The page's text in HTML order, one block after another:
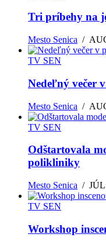
Tri príbehy na
Mesto Senica /
TV SEN
Nedeľný večer
Mesto Senica /
TV SEN
Odštartovala
polikliniky
Mesto Senica /JÚL
TV SEN
Workshop